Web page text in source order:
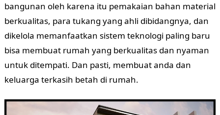
bangunan oleh karena itu pemakaian bahan material
berkualitas, para tukang yang ahli dibidangnya, dan
dikelola memanfaatkan sistem teknologi paling baru
bisa membuat rumah yang berkualitas dan nyaman
untuk ditempati. Dan pasti, membuat anda dan
keluarga terkasih betah di rumah.